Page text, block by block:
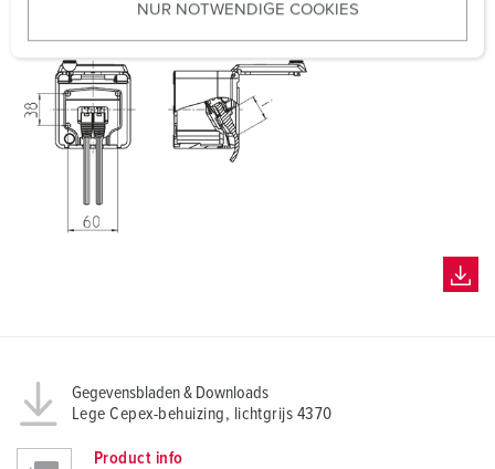
w
h
l
NUR NOTWENDIGE COOKIES
Gegevensbladen & Downloads
Lege Cepex-behuizing, lichtgrijs 4370
Product info